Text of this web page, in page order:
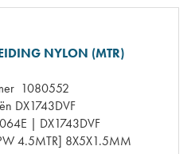
NYLON (MTR)
1080552
DX1743DVF
| DX1743DVF
4.5MTR] 8X5X1.5MM